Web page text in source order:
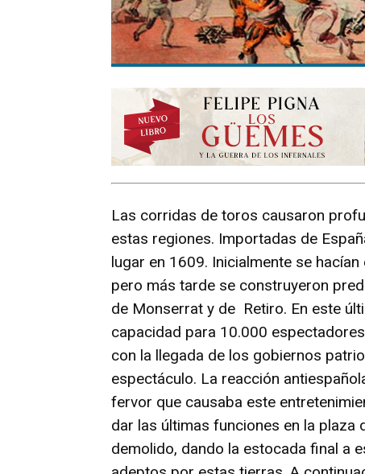
Las corridas de toros causaron
estas regiones. Importadas de
lugar en 1609. Inicialmente se
pero más tarde se construyeron
de Monserrat y de Retiro. En este
capacidad para 10.000
con la llegada de los gobiernos
espectáculo. La reacción
fervor que causaba este
dar las últimas funciones en la plaza
demolido, dando la estocada final a